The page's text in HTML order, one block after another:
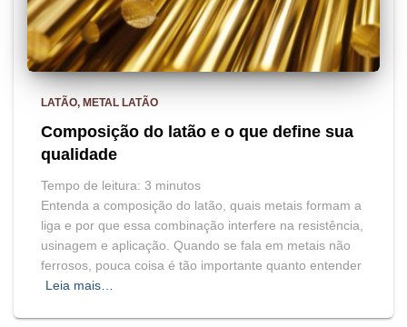
LATÃO METAL LATÃO
Composição do latão e o que define sua
qualidade
Tempo de leitura: 3 minutos
Entenda a composição do latão, quais metais formam a
liga e por que essa combinação interfere na resistência,
usinagem e aplicação. Quando se fala em metais não
ferrosos, pouca coisa é tão importante quanto entender
Leia mais…